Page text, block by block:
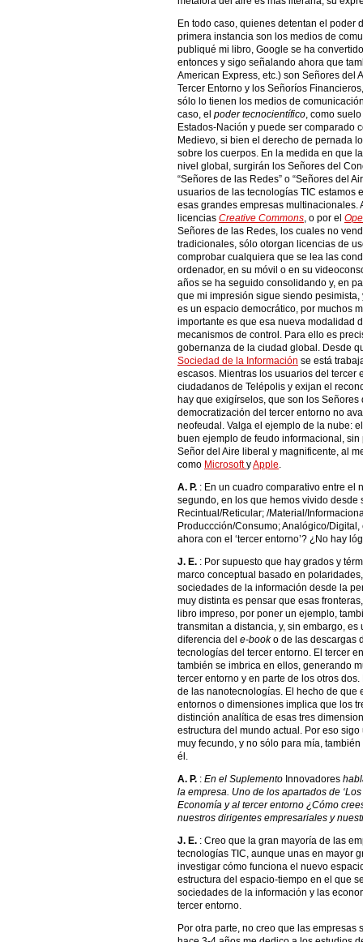
En todo caso, quienes detentan el poder
primera instancia son los medios de
publiqué mi libro, Google se ha
entonces y sigo señalando ahora que
American Express, etc.) son Señores del
Tercer Entorno y los Señoríos
sólo lo tienen los medios de
caso, el poder tecnocientífico, como
Estados-Nación y puede ser comparado
Medievo, si bien el derecho de pernada
sobre los cuerpos. En la medida en que
nivel global, surgirán los Señores del
“Señores de las Redes” o “Señores del
usuarios de las tecnologías TIC estamos
esas grandes empresas multinacionales.
licencias Creative Commons, o por el
Señores de las Redes, los cuales no
tradicionales, sólo otorgan licencias de
comprobar cualquiera que se lea las
ordenador, en su móvil o en su
años se ha seguido consolidando y, en
que mi impresión sigue siendo
es un espacio democrático, por muchos
importante es que esa nueva modalidad
mecanismos de control. Para ello es
gobernanza de la ciudad global. Desde
Sociedad de la Información se está
escasos. Mientras los usuarios del tercer
ciudadanos de Telépolis y exijan el
hay que exigírselos, que son los
democratización del tercer entorno no
neofeudal. Valga el ejemplo de la nube:
buen ejemplo de feudo informacional,
Señor del Aire liberal y magnificente, al
como Microsoft yApple.
A. P. : En un cuadro comparativo entre el
segundo, en los que hemos vivido
Recintual/Reticular; /Material/
Produccción/Consumo; Analógico/
ahora con el ‘tercer entorno’? ¿No hay
J. E. : Por supuesto que hay grados y
marco conceptual basado en
sociedades de la información desde la
muy distinta es pensar que esas
libro impreso, por poner un ejemplo,
transmitan a distancia, y, sin embargo,
diferencia del e-booko de las descargas
tecnologías del tercer entorno. El tercer
también se imbrica en ellos, generando
tercer entorno y en parte de los otros
de las nanotecnologías. El hecho de que
entornos o dimensiones implica que los
distinción analítica de esas tres
estructura del mundo actual. Por eso
muy fecundo, y no sólo para mía,
él.
A. P. : En el Suplemento Innovadores
la empresa. Uno de los apartados de
Economía y al tercer entorno ¿Cómo
nuestros dirigentes empresariales y
J. E. : Creo que la gran mayoría de las
tecnologías TIC, aunque unas en mayor
investigar cómo funciona el nuevo
estructura del espacio-tiempo en el que
sociedades de la información y las
tercer entorno.
Por otra parte, no creo que las